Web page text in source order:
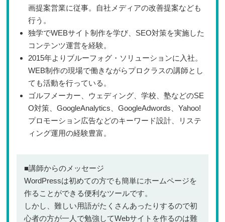
画提案営業に従事。自社メディアの改善提案なども
行う。
独学でWEBサイト制作を学び、SEO対策を実施した
コンテンツ運営を経験。
2015年よりブルーフォグ・ソリューションに入社。
WEB制作の現場で働きながらプロクラスの講師とし
ても活動を行っている。
ゴルフメーカー、ウェディング、学校、塾などのSE
O対策、GoogleAnalytics、GoogleAdwords、Yahoo!
プロモーション広告などのキーワード設計、リステ
ィング運用の経験豊富。
■講師からのメッセージ
WordPressは初めての方でも簡単にホームページを
作ることができる便利なツールです。
しかし、難しい用語がたくさんあったりするので初
心者の方が一人で勉強してWebサイトを作るのは難